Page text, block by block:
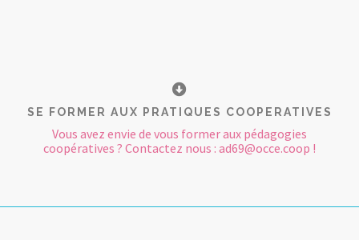
SE FORMER AUX PRATIQUES COOPERATIVES
Vous avez envie de vous former aux pédagogies
coopératives ? Contactez nous : ad69@occe.coop !